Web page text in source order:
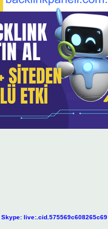
Skype: live:.cid.575569c608265c69